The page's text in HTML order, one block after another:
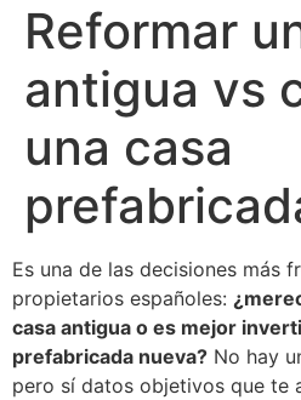
Reformar
antigua vs
una casa
Es una de las decisiones más
propietarios españoles:
casa antigua o es mejor
prefabricada nueva? No hay
pero sí datos objetivos que te